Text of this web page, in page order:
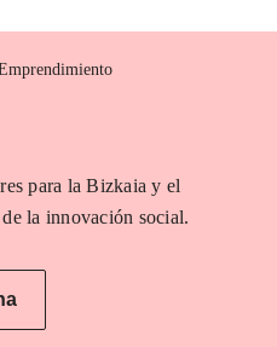
para la Bizkaia y el
la innovación social.